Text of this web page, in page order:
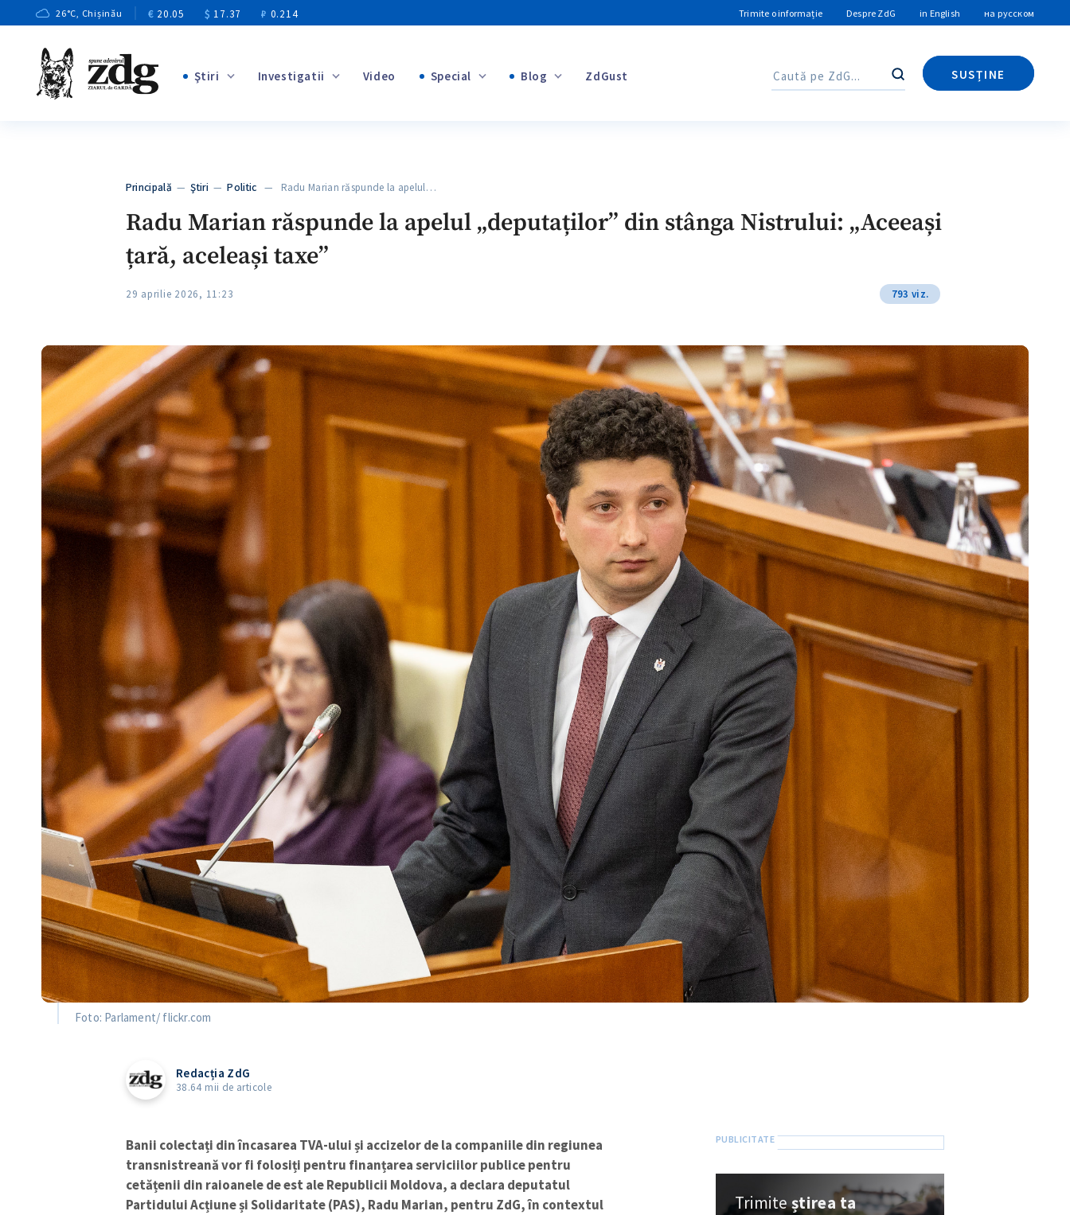
26°C, Chișinău € 20.05 $ 17.37 ₽ 0.214 Trimite o informație Despre ZdG in English на русском
Ştiri Investigatii Video Special Blog ZdGust Caută
SUSȚINE
Caută
Principală —Ştiri —Politic — Radu Marian răspunde la apelul…
Radu Marian răspunde la apelul „deputaților” din stânga Nistrului: „Aceeași
țară, aceleași taxe”
29 aprilie 2026, 11:23 793 viz.
Foto: Parlament/ flickr.com
Redacția ZdG
38.64 mii de articole
Banii colectați din încasarea TVA-ului și accizelor de la companiile din regiunea
transnistreană vor fi folosiți pentru finanțarea serviciilor publice pentru
cetățenii din raioanele de est ale Republicii Moldova, a declara deputatul
Partidului Acțiune și Solidaritate (PAS), Radu Marian, pentru ZdG, în contextul
Trimiteștirea ta